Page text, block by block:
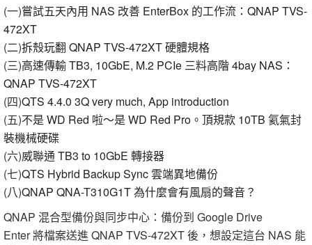
(一)嘗試五天內用 NAS 改善 EnterBox 的工作流：QNAP TVS-
472XT
(二)拆殼玩翻 QNAP TVS-472XT 硬體規格
(三)高速傳輸 TB3, 10GbE, M.2 PCIe 三料高階 4bay NAS：
QNAP TVS-472XT
(四)QTS 4.4.0 3Q very much, App introduction
(五)不是 WD Red 啦～是 WD Red Pro。頂規款 10TB 氦氣封
裝機械硬碟
(六)威聯通 TB3 to 10GbE 轉接器
(七)QTS Hybrid Backup Sync 雲端異地備份
(八)QNAP QNA-T310G1T 為什麼會有風扇的聲音？
QNAP 混合型備份與同步中心：備份到 Google Drive
Enter 將檔案送進 QNAP TVS-472XT 後，想設定這台 NAS 能